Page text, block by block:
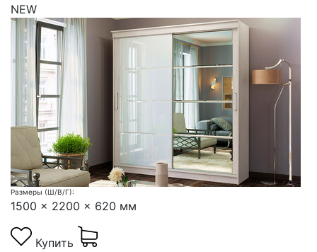
NEW
Размеры (Ш/В/Г):
1500 x 2200 x 620 мм
Купить